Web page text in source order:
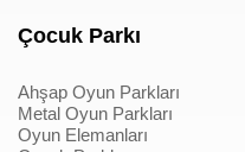
Çocuk Parkı
Ahşap Oyun Parkları
Metal Oyun Parkları
Oyun Elemanları